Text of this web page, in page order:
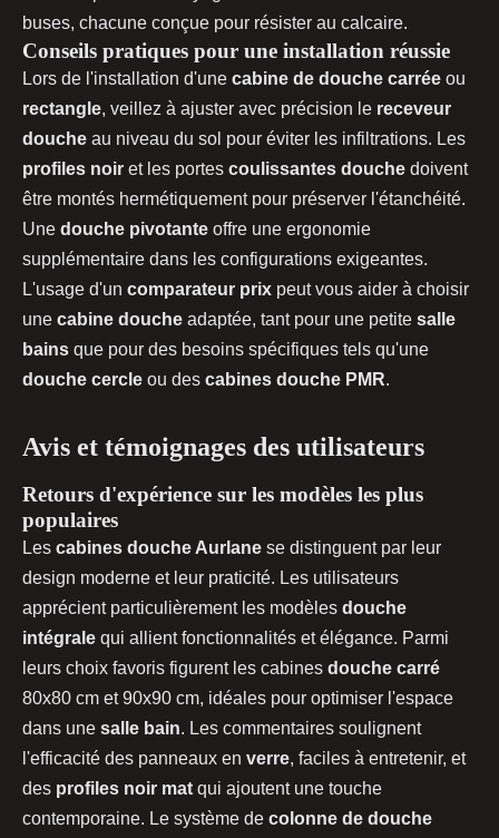
buses, chacune conçue pour résister au calcaire.
Conseils pratiques pour une installation réussie
Lors de l'installation d'une cabine de douche carrée ou
rectangle, veillez à ajuster avec précision le receveur
douche au niveau du sol pour éviter les infiltrations. Les
profiles noir et les portes coulissantes douche doivent
être montés hermétiquement pour préserver l'étanchéité.
Une douche pivotante offre une ergonomie
supplémentaire dans les configurations exigeantes.
L'usage d'un comparateur prix peut vous aider à choisir
une cabine douche adaptée, tant pour une petite salle
bains que pour des besoins spécifiques tels qu'une
douche cercle ou des cabines douche PMR.
Avis et témoignages des utilisateurs
Retours d'expérience sur les modèles les plus
populaires
Les cabines douche Aurlane se distinguent par leur
design moderne et leur praticité. Les utilisateurs
apprécient particulièrement les modèles douche
intégrale qui allient fonctionnalités et élégance. Parmi
leurs choix favoris figurent les cabines douche carré
80x80 cm et 90x90 cm, idéales pour optimiser l'espace
dans une salle bain. Les commentaires soulignent
l'efficacité des panneaux en verre, faciles à entretenir, et
des profiles noir mat qui ajoutent une touche
contemporaine. Le système de colonne de douche